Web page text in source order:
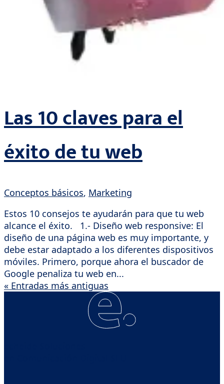
Las 10 claves para el
éxito de tu web
Conceptos básicos, Marketing
Estos 10 consejos te ayudarán para que tu web
alcance el éxito. 1.- Diseño web responsive: El
diseño de una página web es muy importante, y
debe estar adaptado a los diferentes dispositivos
móviles. Primero, porque ahora el buscador de
Google penaliza tu web en...
« Entradas más antiguas